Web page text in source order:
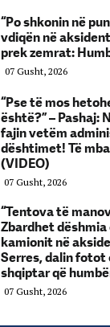
“Po shkonin në
vdiqën në
prek zemrat:
07 Gusht, 2026
“Pse të mos
është?” – Pashaj:
fajin vetëm
dështimet! Të
(VIDEO)
07 Gusht, 2026
“Tentova të
Zbardhet
kamionit në
Serres, dalin fotot
shqiptar që
07 Gusht, 2026